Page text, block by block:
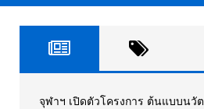
[ March 26, 2026 ]
เมย.2569
AUTO
[ February 10, 2026 ]
จุฬาฯ เปิดตัวโครงการ ต้นแบบนวั